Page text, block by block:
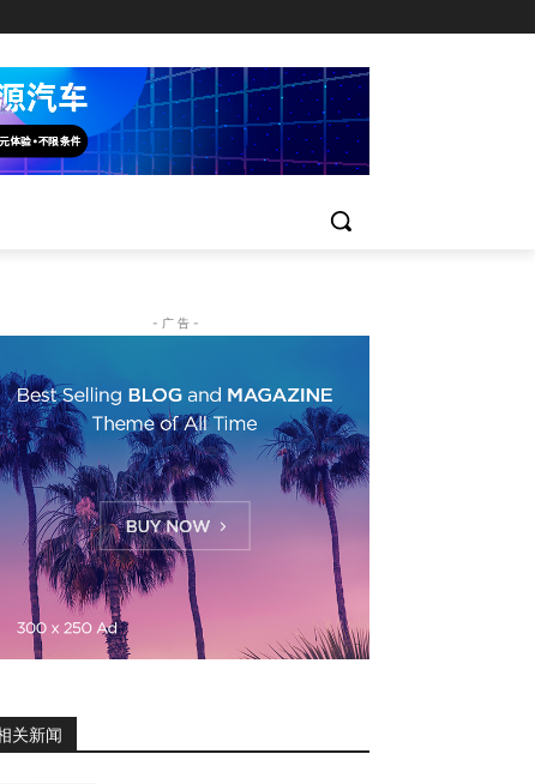
- 广 告 -
关新闻